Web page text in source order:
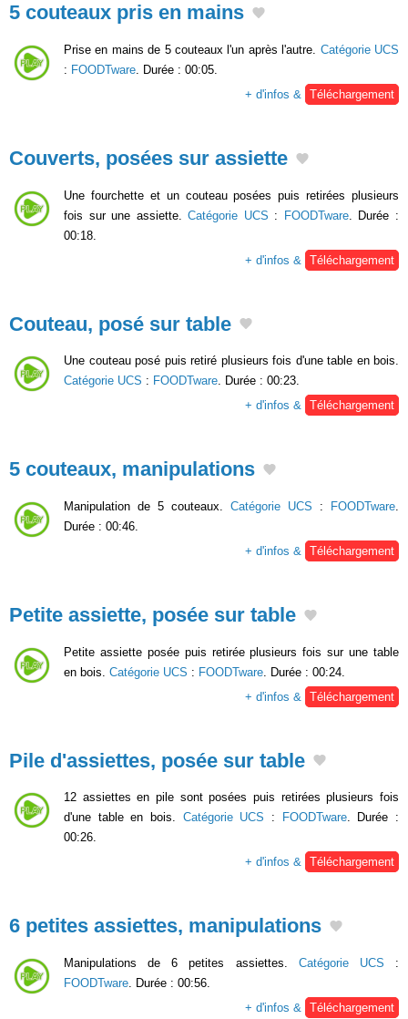
5 couteaux pris en mains
Prise en mains de 5 couteaux l'un après l'autre. Catégorie UCS
: FOODTware . Durée : 00:05.
+ d'infos &
Téléchargement
Couverts, posées sur assiette
Une fourchette et un couteau posées puis retirées plusieurs
fois sur une assiette.Catégorie UCS : FOODTware. Durée :
00:18.
+ d'infos &
Téléchargement
Couteau, posé sur table
Une couteau posé puis retiré plusieurs fois d'une table en bois.
Catégorie UCS : FOODTware. Durée : 00:23.
+ d'infos & Téléchargement
5 couteaux, manipulations
Manipulation de 5 couteaux. Catégorie UCS : FOODTware
Durée : 00:46.
+ d'infos &
Téléchargement
Petite assiette, posée sur table
Petite assiette posée puis retirée plusieurs fois sur une table
en bois. Catégorie UCS : FOODTware . Durée : 00:24.
+ d'infos &
Téléchargement
Pile d'assiettes, posée sur table
12 assiettes en pile sont posées puis retirées plusieurs fois
d'une table en bois. Catégorie UCS : FOODTware. Durée :
00:26.
+ d'infos & Téléchargement
6 petites assiettes, manipulations
Manipulations de 6 petites assiettes. Catégorie UCS :
FOODTware . Durée : 00:56.
+ d'infos &
Téléchargement